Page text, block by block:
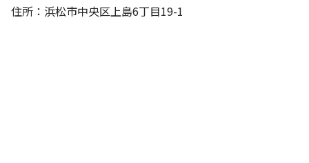
住所：浜松市中央区上島6丁目19-1